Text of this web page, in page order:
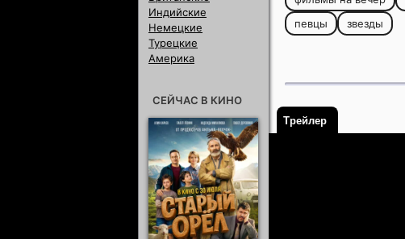
певцы
звезды
Трейлер
Индийские
Немецкие
Турецкие
Америка
СЕЙЧАС В КИНО